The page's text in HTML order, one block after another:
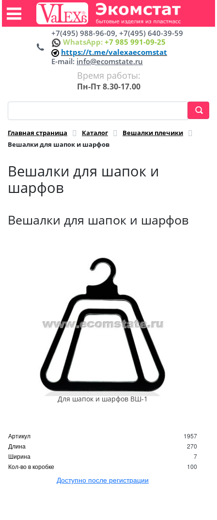
+7(495) 988-96-09, +7(495) 640-39-59
WhatsApp: +7 985 991-09-25
https://t.me/valexaecomstat
E-mail: info@ecomstate.ru
Время работы:
Пн-Пт 8.30-17.00
Главная страница Каталог
Вешалки плечики
Вешалки для шапок и шарфов
Вешалки для шапок и
шарфов
Вешалки для шапок и шарфов
Для шапок и шарфов ВШ-1
Артикул
1957
Длина
270
Ширина
7
Кол-во в коробке
100
Доступно после регистрации